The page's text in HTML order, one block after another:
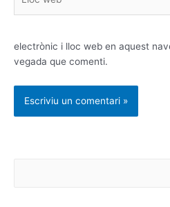
web
electrònic i lloc web en aquest
vegada que comenti.